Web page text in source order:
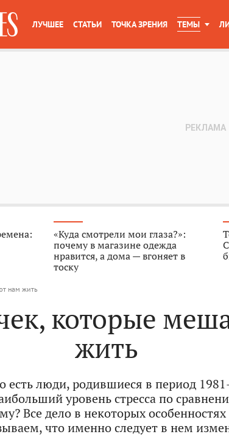
ЛУЧШЕЕ СТАТЬИ ТОЧКА ЗРЕНИЯ ТЕМЫ
«Куда смотрели мои глаза?»:
почему в магазине одежда
нравится, а дома — вгоняет в
тоску
нам жить
которые
жить
есть люди, родившиеся в период
уровень стресса по
Все дело в некоторых
что именно следует в нем